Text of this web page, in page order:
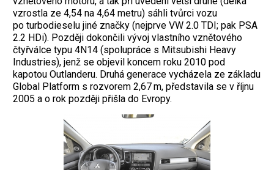
vzrostla ze 4,54 na 4,64 metru) sáhli tvůrci vozu
po turbodieselu jiné značky (nejprve VW 2.0 TDI; pak PSA
2.2 HDi). Později dokončili vývoj vlastního vznětového
čtyřválce typu 4N14 (spolupráce s Mitsu­bishi Heavy
Industries), jenž se objevil koncem roku 2010 pod
kapotou Outlanderu. Druhá generace vycházela ze základu
Global Platform s rozvorem 2,67 m, představila se v říjnu
2005 a o rok později přišla do Evropy.